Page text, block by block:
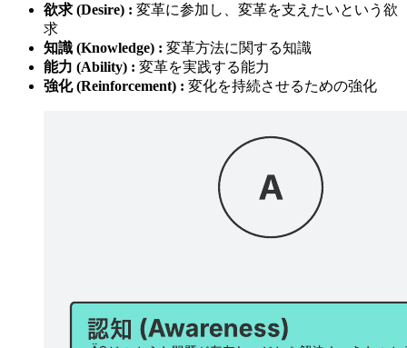
欲求 (Desire) : 変革に参加し、変革を支えたいという欲
求
知識 (Knowledge) : 変革方法に関する知識
能力 (Ability) : 変革を実践する能力
強化 (Reinforcement) : 変化を持続させるための強化